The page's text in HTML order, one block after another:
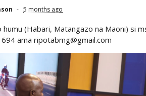
5 months ago
humu (Habari, Matangazo na Maoni) si
ama ripotabmg@gmail.com